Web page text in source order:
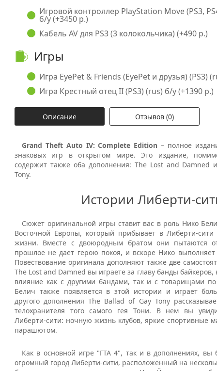
Игровой контроллер PlayStation Move (PS3,
б/у (+3450 р.)
Кабель AV для PS3 (3 колокольчика) (+490 р.)
Игры
Игра EyePet & Friends (EyePet и друзья) (PS3)
Игра Крестный отец II (PS3) (rus) б/у (+1390 р.)
Описание Отзывов (0)
Grand Theft Auto IV: Complete Edition – полное
знаковых игр в открытом мире. Это издание,
содержит также оба дополнения: The Lost and Damned
Tony.
Истории Либерти-
Сюжет оригинальной игры ставит вас в роль Нико
Восточной Европы, который прибывает в Либерти-
жизни. Вместе с двоюродным братом они пытаются
прошлое не дает герою покоя, и вскоре Нико
Повествование оригинала дополняют также две
The Lost and Damned вы играете за главу банды байкеров,
влияние как с другими бандами, так и с товарищами
Белич также появляется в этой истории и играет
другого дополнения The Ballad of Gay Tony
телохранителя того самого гея Тони. В нем вы
Либерти-сити: ночную жизнь клубов, яркие
парашютом.
Как в основной игре "ГТА 4", так и в дополнениях, вы
огромный город Либерти-сити, расположенный на